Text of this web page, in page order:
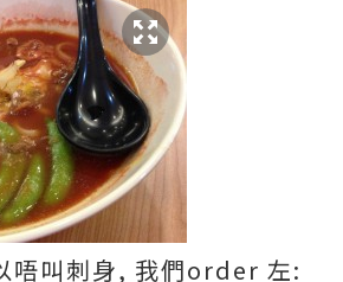
唔叫刺身, 我們order 左: